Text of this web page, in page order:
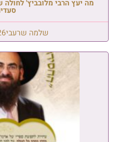
מה יעץ הרבי מלובביץ'
שלמה שרעבי